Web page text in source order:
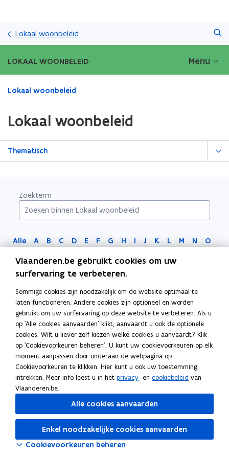
gaan
Lokaal woonbeleid
LOKAAL WOONBELEID Menu
Gedaan
zich
op:
Lokaal woonbeleid
Lokaal woonbeleid
Thematisch
Zoekterm
Alle A B C D E F G H I J K L M N
O
P
Q R S T U V W X Y Z 0-9
Bezig met laden...
Vlaanderen.be gebruikt cookies om uw
surfervaring te verbeteren.
Sommige cookies zijn noodzakelijk om de website optimaal te
laten functioneren. Andere cookies zijn optioneel en worden
gebruikt om uw surfervaring op deze website te verbeteren. Als u
op 'Alle cookies aanvaarden' klikt, aanvaardt u ook de optionele
cookies. Wilt u liever zelf kiezen welke cookies u aanvaardt? Klik
op 'Cookievoorkeuren beheren'. U kunt uw cookievoorkeuren op elk
moment aanpassen door onderaan de webpagina op
Cookievoorkeuren te klikken. Hier kunt u ook uw toestemming
intrekken. Meer info leest u in het privacy- en cookiebeleid van
Vlaanderen.be.
Alle cookies aanvaarden
Enkel noodzakelijke cookies aanvaarden
Cookievoorkeuren beheren